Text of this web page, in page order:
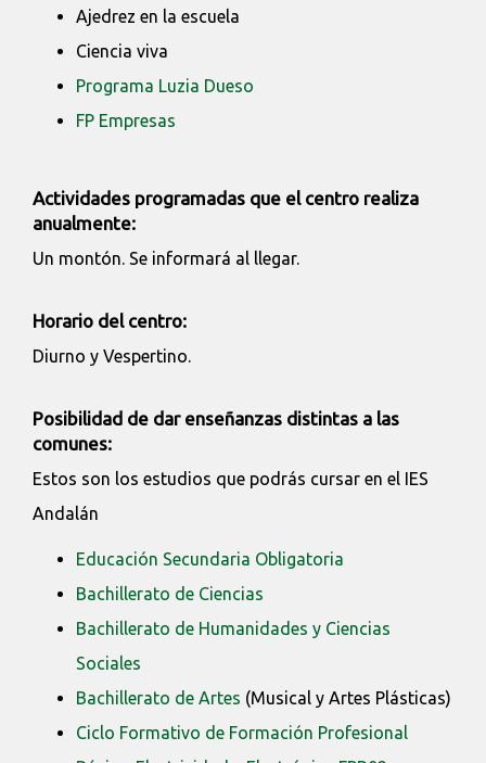
Ajedrez en la escuela
Ciencia viva
Programa Luzia Dueso
FP Empresas
Actividades programadas que el centro realiza
anualmente:
Un montón. Se informará al llegar.
Horario del centro:
Diurno y Vespertino.
Posibilidad de dar enseñanzas distintas a las
comunes:
Estos son los estudios que podrás cursar en el IES
Andalán
Educación Secundaria Obligatoria
Bachillerato de Ciencias
Bachillerato de Humanidades y Ciencias
Sociales
Bachillerato de Artes (Musical y Artes Plásticas)
Ciclo Formativo de Formación Profesional